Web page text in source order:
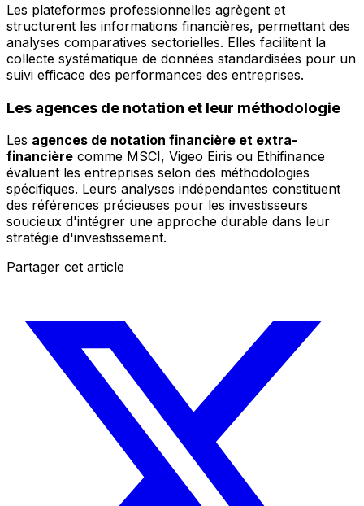
Les plateformes professionnelles agrègent et
structurent les informations financières, permettant des
analyses comparatives sectorielles. Elles facilitent la
collecte systématique de données standardisées pour un
suivi efficace des performances des entreprises.
Les agences de notation et leur méthodologie
Les agences de notation financière et extra-
financière comme MSCI, Vigeo Eiris ou Ethifinance
évaluent les entreprises selon des méthodologies
spécifiques. Leurs analyses indépendantes constituent
des références précieuses pour les investisseurs
soucieux d'intégrer une approche durable dans leur
stratégie d'investissement.
Partager cet article